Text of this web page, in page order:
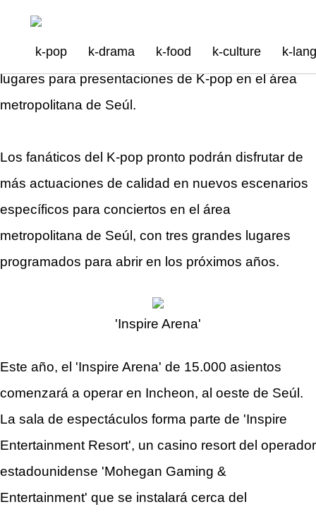
k-pop k-drama k-food k-culture k-
Se abrirán lugares específicos para conciertos de K-pop en
En los próximos años se abrirán tres grandes
lugares para presentaciones de K-pop en el área
metropolitana de Seúl.
Los fanáticos del K-pop pronto podrán disfrutar de
más actuaciones de calidad en nuevos escenarios
específicos para conciertos en el área
metropolitana de Seúl, con tres grandes lugares
programados para abrir en los próximos años.
'Inspire Arena'
Este año, el 'Inspire Arena' de 15.000 asientos
comenzará a operar en Incheon, al oeste de Seúl.
La sala de espectáculos forma parte de 'Inspire
Entertainment Resort', un casino resort del operador
estadounidense 'Mohegan Gaming &
Entertainment' que se instalará cerca del